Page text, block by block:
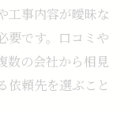
工事内容が曖昧な
要です。口コミや
数の会社から相見
依頼先を選ぶこと